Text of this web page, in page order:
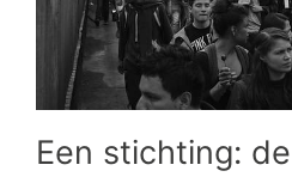
Een stichting: